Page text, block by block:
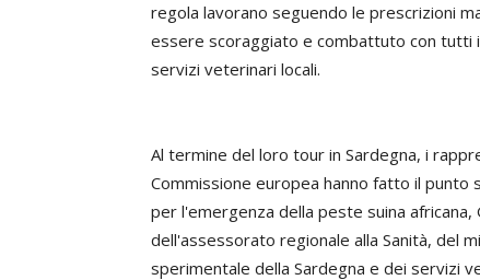
regola lavorano seguendo le prescrizioni
essere scoraggiato e combattuto con tutti
servizi veterinari locali.
Al termine del loro tour in Sardegna, i
Commissione europea hanno fatto il punto
per l'emergenza della peste suina
dell'assessorato regionale alla Sanità, del
sperimentale della Sardegna e dei servizi